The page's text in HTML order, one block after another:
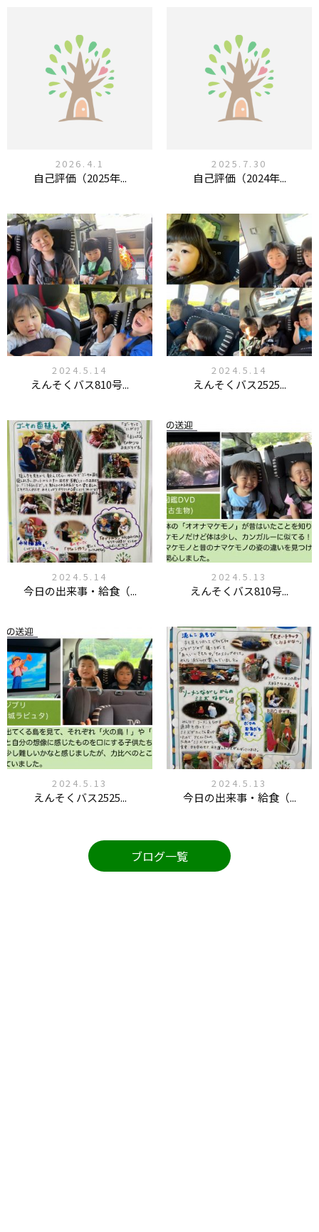
2026.4.1
自己評価（2025年...
2025.7.30
自己評価（2024年...
2024.5.14
えんそくバス810号...
2024.5.14
えんそくバス2525...
2024.5.14
今日の出来事・給食（...
2024.5.13
えんそくバス810号...
2024.5.13
えんそくバス2525...
2024.5.13
今日の出来事・給食（...
ブログ一覧